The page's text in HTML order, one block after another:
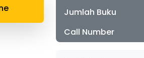
Jumlah Buku
Call Number